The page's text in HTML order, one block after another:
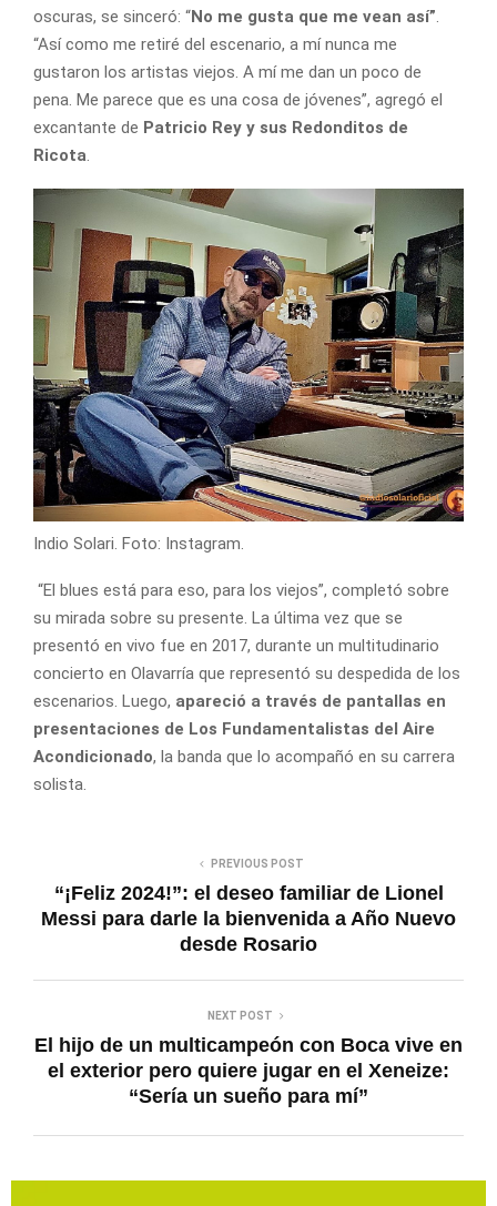
oscuras, se sinceró: “No me gusta que me vean así”.
“Así como me retiré del escenario, a mí nunca me
gustaron los artistas viejos. A mí me dan un poco de
pena. Me parece que es una cosa de jóvenes”, agregó el
excantante de Patricio Rey y sus Redonditos de
Ricota.
Indio Solari. Foto: Instagram.
“El blues está para eso, para los viejos”, completó sobre
su mirada sobre su presente. La última vez que se
presentó en vivo fue en 2017, durante un multitudinario
concierto en Olavarría que representó su despedida de los
escenarios. Luego, apareció a través de pantallas en
presentaciones de Los Fundamentalistas del Aire
Acondicionado, la banda que lo acompañó en su carrera
solista.
PREVIOUS POST
“¡Feliz 2024!”: el deseo familiar de Lionel
Messi para darle la bienvenida a Año Nuevo
desde Rosario
NEXT POST
El hijo de un multicampeón con Boca vive en
el exterior pero quiere jugar en el Xeneize:
“Sería un sueño para mí”